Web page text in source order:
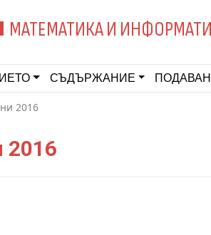
МАТЕМАТИКА И
СЪДЪРЖАНИЕ
2016
2016